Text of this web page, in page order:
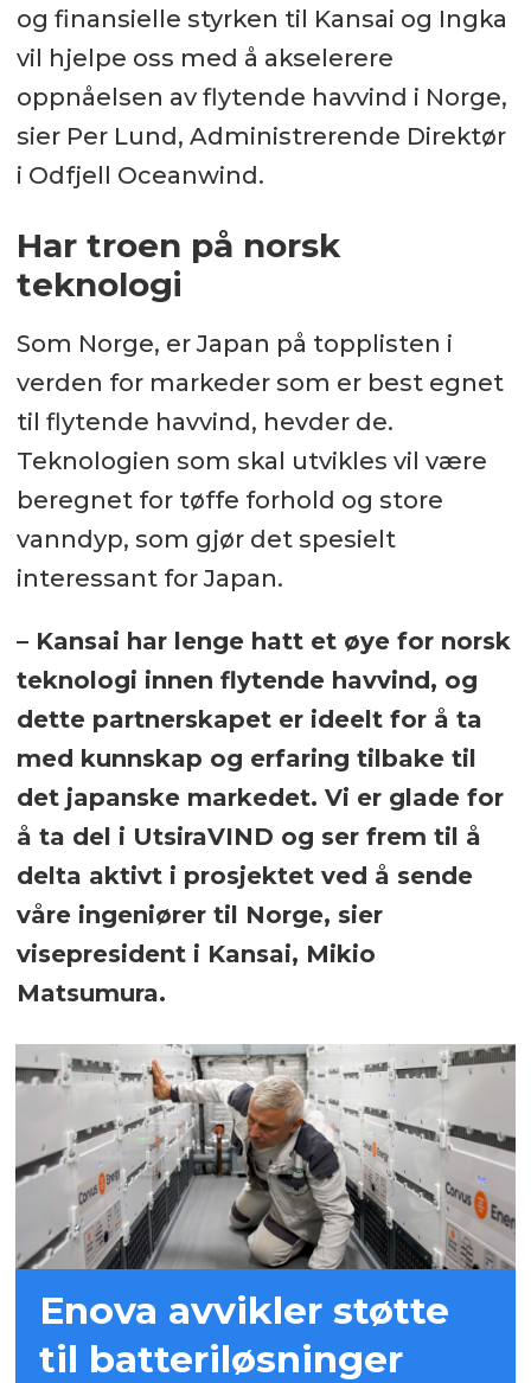
og finansielle styrken til Kansai og Ingka
vil hjelpe oss med å akselerere
oppnåelsen av flytende havvind i Norge,
sier Per Lund, Administrerende Direktør
i Odfjell Oceanwind.
Har troen på norsk
teknologi
Som Norge, er Japan på topplisten i
verden for markeder som er best egnet
til flytende havvind, hevder de.
Teknologien som skal utvikles vil være
beregnet for tøffe forhold og store
vanndyp, som gjør det spesielt
interessant for Japan.
– Kansai har lenge hatt et øye for norsk
teknologi innen flytende havvind, og
dette partnerskapet er ideelt for å ta
med kunnskap og erfaring tilbake til
det japanske markedet. Vi er glade for
å ta del i UtsiraVIND og ser frem til å
delta aktivt i prosjektet ved å sende
våre ingeniører til Norge, sier
visepresident i Kansai, Mikio
Matsumura.
Enova avvikler støtte
til batteriløsninger